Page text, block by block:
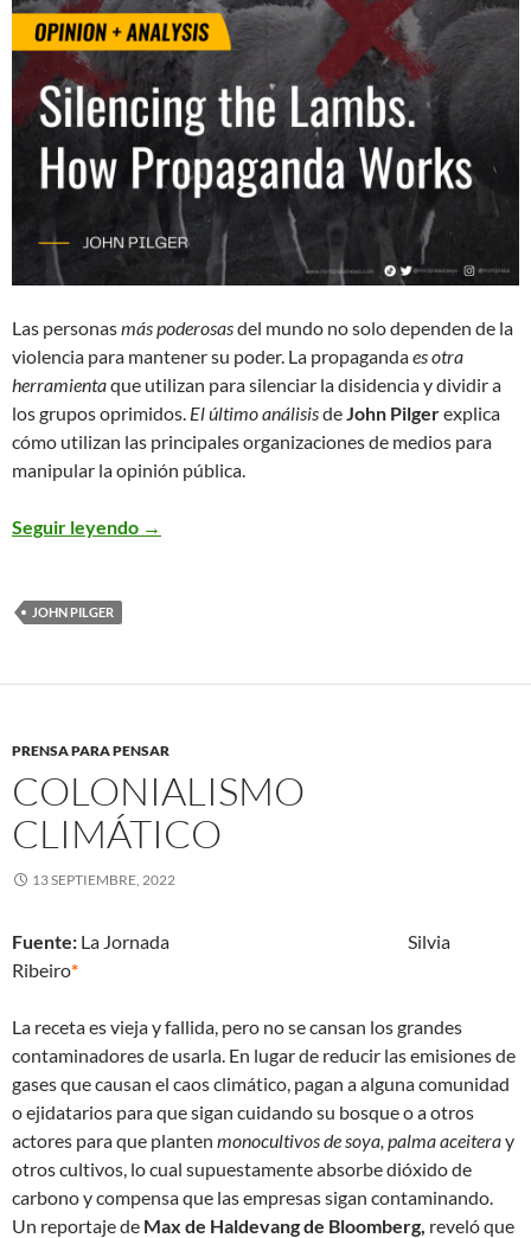
Las personasmás poderosasdel mundo no solo dependen de la
violencia para mantener su poder. La propagandaes otra
herramientaque utilizan para silenciar la disidencia y dividir a
los grupos oprimidos. El último análisisde John Pilgerexplica
cómo utilizan las principales organizaciones de medios para
manipular la opinión pública.
Seguir leyendo Silenciando a los corderos. Como funciona la
→
JOHN PILGER
PRENSA PARA PENSAR
COLONIALISMO
CLIMÁTICO
13 SEPTIEMBRE, 2022
Fuente: La Jornada Silvia
Ribeiro*
La receta es viejay fallida, pero no se cansan los grandes
contaminadores de usarla. En lugar de reducir las emisiones de
gases que causan el caos climático, pagan a alguna comunidad
o ejidatarios para que sigan cuidando su bosque o a otros
actores para que planten monocultivos de soya, palma aceiteray
otros cultivos, lo cual supuestamente absorbe dióxido de
carbono ycompensaque las empresas sigan contaminando.
Un reportaje de Max de Haldevang de Bloomberg, reveló que